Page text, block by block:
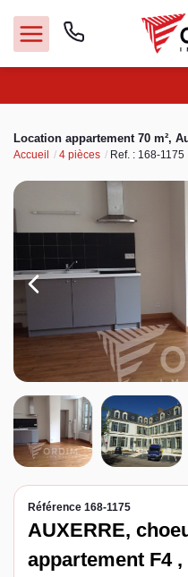
Acheter
Louer
Vendre
Immobilier pro
Faire gérer
Syndic
Espace client
Location appartement 70 m²,
Accueil 4 pièces Ref. : 168-1175
Référence 168-1175
AUXERRE,
appartement F4 ,